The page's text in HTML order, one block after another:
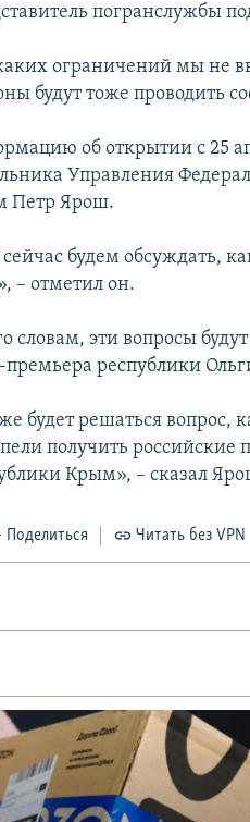
погранслужбы
ограничений мы не
будут тоже проводить
об открытии с 25
Управления
Петр Ярош.
будем обсуждать,
– отметил он.
словам, эти вопросы
премьера республики
будет решаться вопрос,
получить российские
Крым», – сказал
Поделиться Читать без VPN